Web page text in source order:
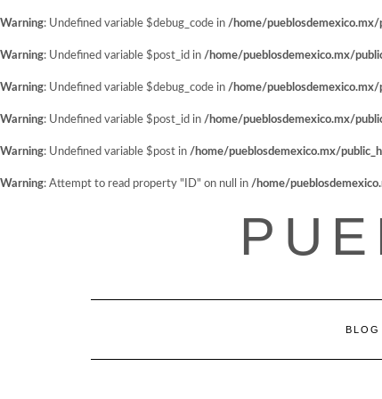
Warning: Undefined variable $debug_code in /home/
Warning: Undefined variable $post_id in /home/pueblosdemexico.mx/
Warning: Undefined variable $debug_code in /home/
Warning: Undefined variable $post_id in /home/pueblosdemexico.mx/
Warning: Undefined variable $post in /home/pueblosdemexico.mx/
Warning: Attempt to read property "ID" on null in /home/
BLOG